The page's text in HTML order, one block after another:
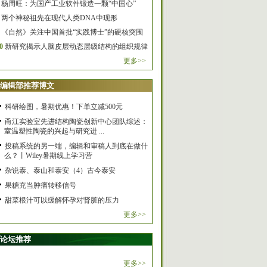
杨周旺：为国产工业软件锻造一颗“中国心”
两个神秘祖先在现代人类DNA中现形
《自然》关注中国首批“实践博士”的硬核突围
新研究揭示人脑皮层动态层级结构的组织规律
更多>>
编辑部推荐博文
科研绘图，暑期优惠！下单立减500元
甬江实验室先进结构陶瓷创新中心团队综述：
室温塑性陶瓷的兴起与研究进 ...
投稿系统的另一端，编辑和审稿人到底在做什
么？丨Wiley暑期线上学习营
杂说泰、泰山和泰安（4）古今泰安
果糖充当肿瘤转移信号
甜菜根汁可以缓解怀孕对肾脏的压力
更多>>
论坛推荐
更多>>